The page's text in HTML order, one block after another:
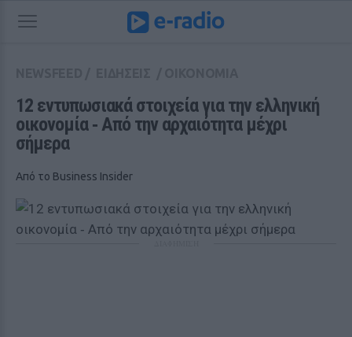
12 εντυπωσιακά στοιχεία για την ελληνική
οικονομία ‑ Από την αρχαιότητα μέχρι
σήμερα
Από το Business Insider